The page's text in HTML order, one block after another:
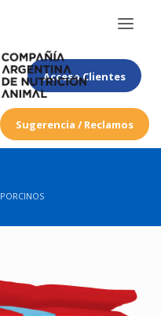
Acceso Clientes
Sugerencia / Reclamos
PORCINOS